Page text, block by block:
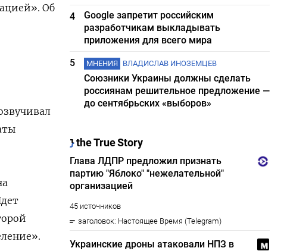
Об
4
Google запретит российским
разработчикам выкладывать
приложения для всего мира
5
МНЕНИЯ ВЛАДИСЛАВ ИНОЗЕМЦЕВ
Союзники Украины должны сделать
россиянам решительное предложение —
до сентябрьских «выборов»